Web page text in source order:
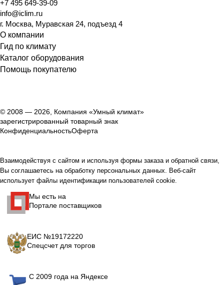
+7 495 649-39-09
info@iclim.ru
г. Москва, Муравская 24, подъезд 4
О компании
Гид по климату
Каталог оборудования
Помощь покупателю
© 2008 — 2026, Компания «Умный климат»
зарегистрированный товарный знак
КонфиденциальностьОферта
Взаимодействуя с сайтом и используя формы заказа и обратной связи,
Вы соглашаетесь на обработку персональных данных. Веб-сайт
использует файлы идентификации пользователей cookie.
Мы есть на
Портале поставщиков
ЕИС №19172220
Спецсчет для торгов
С 2009 года на Яндексе